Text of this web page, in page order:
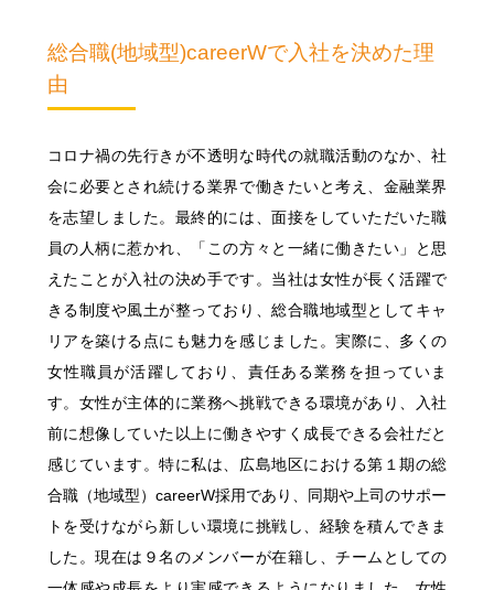
総合職(地域型)careerWで入社を決めた理
由
コロナ禍の先行きが不透明な時代の就職活動のなか、社
会に必要とされ続ける業界で働きたいと考え、金融業界
を志望しました。最終的には、面接をしていただいた職
員の人柄に惹かれ、「この方々と一緒に働きたい」と思
えたことが入社の決め手です。当社は女性が長く活躍で
きる制度や風土が整っており、総合職地域型としてキャ
リアを築ける点にも魅力を感じました。実際に、多くの
女性職員が活躍しており、責任ある業務を担っていま
す。女性が主体的に業務へ挑戦できる環境があり、入社
前に想像していた以上に働きやすく成長できる会社だと
感じています。特に私は、広島地区における第１期の総
合職（地域型）careerW採用であり、同期や上司のサポー
トを受けながら新しい環境に挑戦し、経験を積んできま
した。現在は９名のメンバーが在籍し、チームとしての